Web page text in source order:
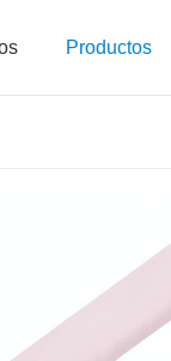
Productos